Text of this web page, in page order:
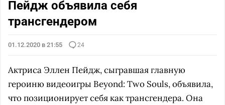
Пейдж объявила себя
трансгендером
01.12.2020 в 21:55 24
Актриса Эллен Пейдж, сыгравшая главную
героиню видеоигры Beyond: Two Souls, объявила,
что позиционирует себя как трансгендера. Она